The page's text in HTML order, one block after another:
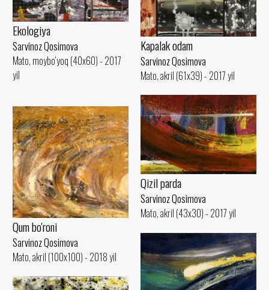
Ekologiya
Sarvinoz Qosimova
Mato, moybo‘yoq (40x60) - 2017
yil
Kapalak odam
Sarvinoz Qosimova
Mato, akril (61x39) - 2017 yil
Qizil parda
Sarvinoz Qosimova
Mato, akril (43x30) - 2017 yil
Qum bo'roni
Sarvinoz Qosimova
Mato, akril (100x100) - 2018 yil